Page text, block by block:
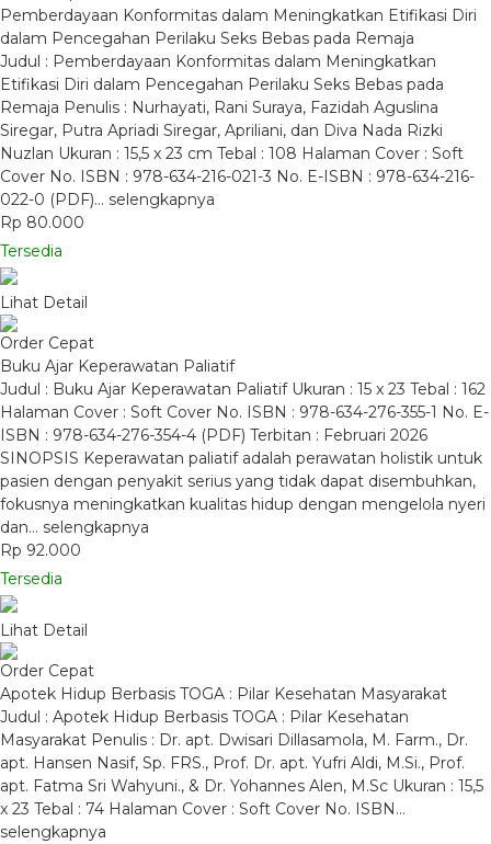
Pemberdayaan Konformitas dalam Meningkatkan Etifikasi Diri
dalam Pencegahan Perilaku Seks Bebas pada Remaja
Judul : Pemberdayaan Konformitas dalam Meningkatkan
Etifikasi Diri dalam Pencegahan Perilaku Seks Bebas pada
Remaja Penulis : Nurhayati, Rani Suraya, Fazidah Aguslina
Siregar, Putra Apriadi Siregar, Apriliani, dan Diva Nada Rizki
Nuzlan Ukuran : 15,5 x 23 cm Tebal : 108 Halaman Cover : Soft
Cover No. ISBN : 978-634-216-021-3 No. E-ISBN : 978-634-216-
022-0 (PDF)… selengkapnya
Rp 80.000
Tersedia
Lihat Detail
Order Cepat
Buku Ajar Keperawatan Paliatif
Judul : Buku Ajar Keperawatan Paliatif Ukuran : 15 x 23 Tebal : 162
Halaman Cover : Soft Cover No. ISBN : 978-634-276-355-1 No. E-
ISBN : 978-634-276-354-4 (PDF) Terbitan : Februari 2026
SINOPSIS Keperawatan paliatif adalah perawatan holistik untuk
pasien dengan penyakit serius yang tidak dapat disembuhkan,
fokusnya meningkatkan kualitas hidup dengan mengelola nyeri
dan… selengkapnya
Rp 92.000
Tersedia
Lihat Detail
Order Cepat
Apotek Hidup Berbasis TOGA : Pilar Kesehatan Masyarakat
Judul : Apotek Hidup Berbasis TOGA : Pilar Kesehatan
Masyarakat Penulis : Dr. apt. Dwisari Dillasamola, M. Farm., Dr.
apt. Hansen Nasif, Sp. FRS., Prof. Dr. apt. Yufri Aldi, M.Si., Prof.
apt. Fatma Sri Wahyuni., & Dr. Yohannes Alen, M.Sc Ukuran : 15,5
x 23 Tebal : 74 Halaman Cover : Soft Cover No. ISBN…
selengkapnya